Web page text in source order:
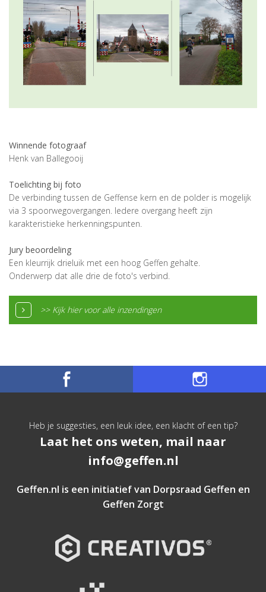
Winnende fotograaf
Henk van Ballegooij
Toelichting bij foto
De verbinding tussen de Geffense kern en de polder is mogelijk
via 3 spoorwegovergangen. Iedere overgang heeft zijn
karakteristieke herkenningspunten.
Jury beoordeling
Een kleurrijk drieluik met een hoog Geffen gehalte.
Onderwerp dat alle drie de foto's verbind.
>> Kijk hier voor alle inzendingen
Heb je suggesties, een leuk idee, een klacht of een tip?
Laat het ons weten, mail naar
info@geffen.nl
Geffen.nl is een initiatief van Dorpsraad Geffen en
Geffen Zorgt